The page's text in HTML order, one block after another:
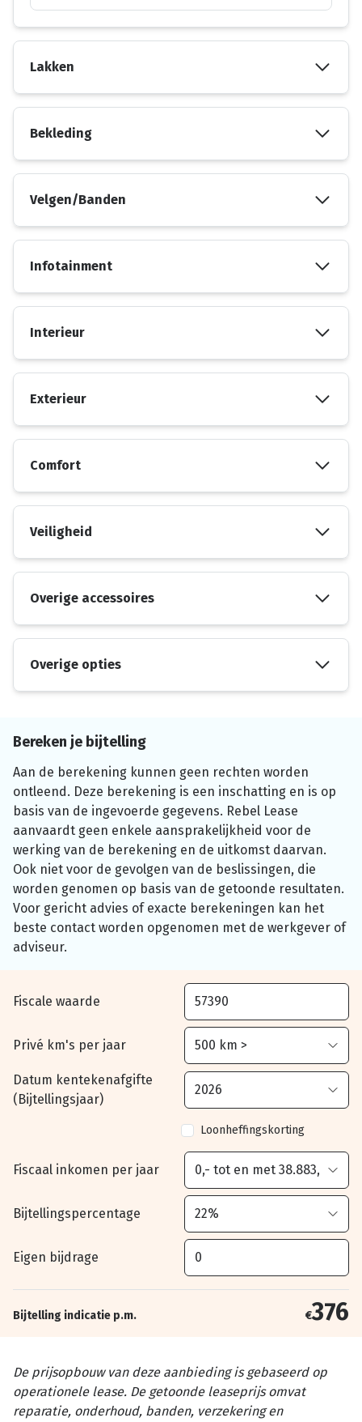
Lakken
Bekleding
Velgen/Banden
Infotainment
Interieur
Exterieur
Comfort
Veiligheid
Overige accessoires
Overige opties
Bereken je bijtelling
Aan de berekening kunnen geen rechten worden
ontleend. Deze berekening is een inschatting en is op
basis van de ingevoerde gegevens. Rebel Lease
aanvaardt geen enkele aansprakelijkheid voor de
werking van de berekening en de uitkomst daarvan.
Ook niet voor de gevolgen van de beslissingen, die
worden genomen op basis van de getoonde resultaten.
Voor gericht advies of exacte berekeningen kan het
beste contact worden opgenomen met de werkgever of
adviseur.
Fiscale waarde
Privé km's per jaar
Datum kentekenafgifte
(Bijtellingsjaar)
Loonheffingskorting
Fiscaal inkomen per jaar
Bijtellingspercentage
Eigen bijdrage
Bijtelling indicatie p.m. €376
De prijsopbouw van deze aanbieding is gebaseerd op
operationele lease. De getoonde leaseprijs omvat
reparatie, onderhoud, banden, verzekering en